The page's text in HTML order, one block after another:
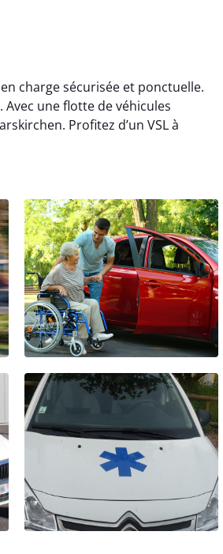
charge sécurisée et ponctuelle.
une flotte de véhicules
Profitez d’un VSL à